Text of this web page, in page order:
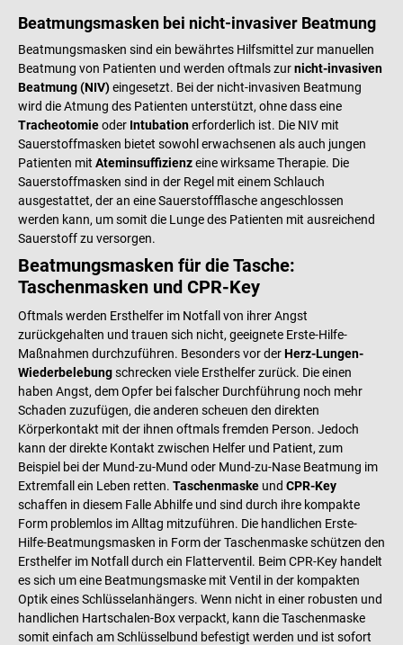
Beatmungsmasken bei nicht-invasiver Beatmung
Beatmungsmasken sind ein bewährtes Hilfsmittel zur manuellen
Beatmung von Patienten und werden oftmals zurnicht-invasiven
Beatmung (NIV)eingesetzt. Bei der nicht-invasiven Beatmung
wird die Atmung des Patienten unterstützt, ohne dass eine
Tracheotomieoder Intubationerforderlich ist. Die NIV mit
Sauerstoffmasken bietet sowohl erwachsenen als auch jungen
Patienten mit Ateminsuffizienzeine wirksame Therapie. Die
Sauerstoffmasken sind in der Regel mit einem Schlauch
ausgestattet, der an eine Sauerstoffflasche angeschlossen
werden kann, um somit die Lunge des Patienten mit ausreichend
Sauerstoff zu versorgen.
Beatmungsmasken für die Tasche:
Taschenmasken und CPR-Key
Oftmals werden Ersthelfer im Notfall von ihrer Angst
zurückgehalten und trauen sich nicht, geeignete Erste-Hilfe-
Maßnahmen durchzuführen. Besonders vor derHerz-Lungen-
Wiederbelebungschrecken viele Ersthelfer zurück. Die einen
haben Angst, dem Opfer bei falscher Durchführung noch mehr
Schaden zuzufügen, die anderen scheuen den direkten
Körperkontakt mit der ihnen oftmals fremden Person. Jedoch
kann der direkte Kontakt zwischen Helfer und Patient, zum
Beispiel bei der Mund-zu-Mund oder Mund-zu-Nase Beatmung im
Extremfall ein Leben retten. Taschenmaske und CPR-Key
schaffen in diesem Falle Abhilfe und sind durch ihre kompakte
Form problemlos im Alltag mitzuführen. Die handlichen Erste-
Hilfe-Beatmungsmasken in Form der Taschenmaske schützen den
Ersthelfer im Notfall durch ein Flatterventil. Beim CPR-Key handelt
es sich um eine Beatmungsmaske mit Ventil in der kompakten
Optik eines Schlüsselanhängers. Wenn nicht in einer robusten und
handlichen Hartschalen-Box verpackt, kann die Taschenmaske
somit einfach am Schlüsselbund befestigt werden und ist sofort